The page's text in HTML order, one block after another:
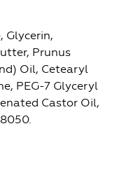
Glycerin,
Prunus
Oil, Cetearyl
PEG-7 Glyceryl
Castor Oil,